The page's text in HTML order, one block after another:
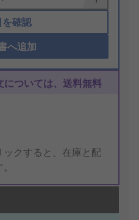
確認
へ追加
ついては、送料無料
ックすると、在庫と配